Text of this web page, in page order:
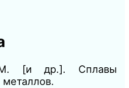
[и др.]. Сплавы